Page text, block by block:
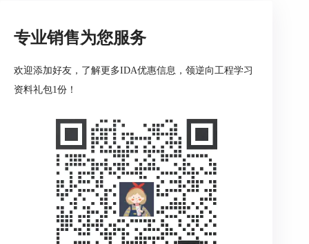
专业销售为您服务
欢迎添加好友，了解更多IDA优惠信息，领逆向工程学习
资料礼包1份！